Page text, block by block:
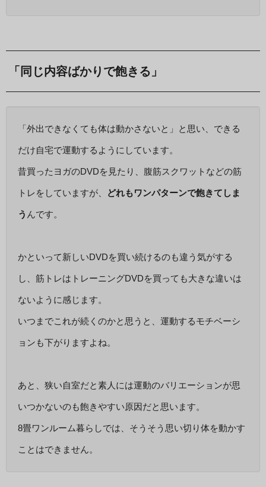
「同じ内容ばかりで飽きる」
「外出できなくても体は動かさないと」と思い、できる
だけ自宅で運動するようにしています。
昔買ったヨガのDVDを見たり、腹筋スクワットなどの筋
トレをしていますが、 どれもワンパターンで飽きてしま
う んです。
かといって新しいDVDを買い続けるのも違う気がする
し、筋トレはトレーニングDVDを買っても大きな違いは
ないように感じます。
いつまでこれが続くのかと思うと、運動するモチベーシ
ョンも下がりますよね。
あと、狭い自室だと素人には運動のバリエーションが思
いつかないのも飽きやすい原因だと思います。
8畳ワンルーム暮らしでは、そうそう思い切り体を動かす
ことはできません。